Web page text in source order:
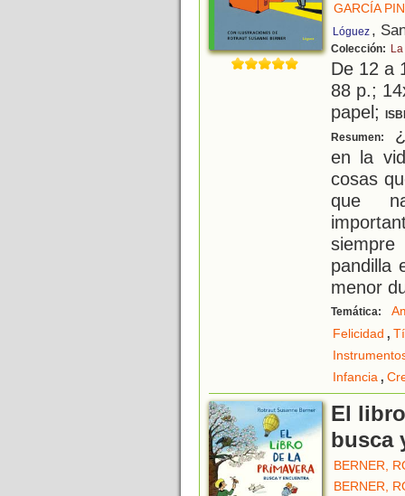
GARCÍA
Lóguez ,
Colección:
De 12 a
88 p.;
papel;
Resumen:
en la
cosas
que
pandilla
menor
Temática:
Felicidad ,
Infancia,
El
busca
BERNER,
BERNER,